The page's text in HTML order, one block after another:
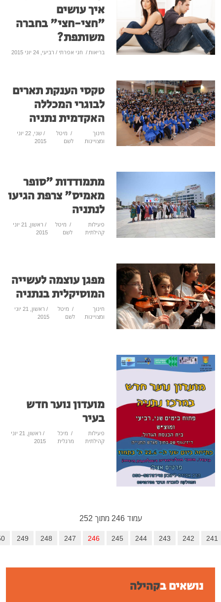
איך עושים
"חצי-חצי" בחברה
משותפת?
בריאות/חגי אפרתי/ רביעי, 24 יוני 2015
טקסי הענקת תארים
לבוגרי המכללה
האקדמית נתניה
חינוך
ומצויינות
2015
מתמודדות "סופר
מאמיס" צרפת הגיעו
לנתניה
פעילות
/מיטל
2015
מפגן עוצמה לעשייה
המוסיקלית בנתניה
חינוך
ומצויינות
/מיטל
לשם
/ ראשון, 21 יוני
2015
מועדון נוער חדש
בעיר
פעילות
קהילתית
מרגלית
/ ראשון, 21 יוני
2015
קהילה